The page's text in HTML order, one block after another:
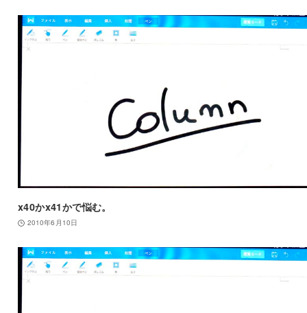
x40かx41かで悩む。
2010年6月10日